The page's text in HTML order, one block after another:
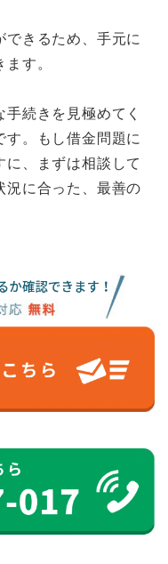
きるため、手元に
す。
続きを見極めてく
す。もし借金問題に
、まずは相談して
況に合った、最善の